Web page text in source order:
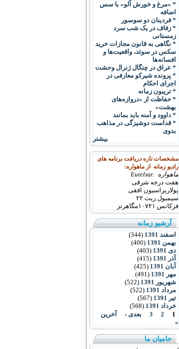
* «مرغ و خورش آلو» با سس
اضافه
* فردینان دو سوسور
* زفاف در یک شب سرد
زمستانی
* نگاهی به قانون مجازات خرید
سکس در سوئد، واقعیت‌ها و
افسانه‌ها
* عراق در چنگال ژنرال وحشت
* پرونده شیرکو معارفی در
اجرای احکام
* تریبون زمانه
* حفاظت از «دروازه‌های
بهشت»
* داوود و آمنه باید بمانند
* قداست دوشیزگی در مذاهب
بدوی
بیشتر
مشخصات تازه دریافت برنامه های
رادیو زمانه از ماهواره:
ماهواره :Eutelsat
هفت درجه شرقی
پولاریزاسیون افقی
سیمبول ریت ۲۲
فرکانس ۱۰۷۲۱ مگاهرتز
آرشیو زمانه
اسفند 1391
(344)
بهمن 1391
(400)
دی 1391
(403)
آذر 1391
(415)
آبان 1391
(425)
مهر 1391
(491)
شهریور 1391
(522)
مرداد 1391
(522)
تیر 1391
(567)
خرداد 1391
(568)
1
2
3 بعدی ›
آخرین
»
حامیان ما